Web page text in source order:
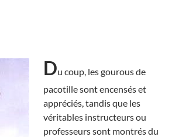
Du coup, les gourous de
pacotille sont encensés et
appréciés, tandis que les
véritables instructeurs ou
professeurs sont montrés du